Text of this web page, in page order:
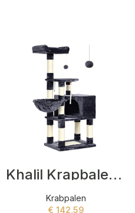
Khalil Krapbalen Grijs
Krabpalen
€ 142,59